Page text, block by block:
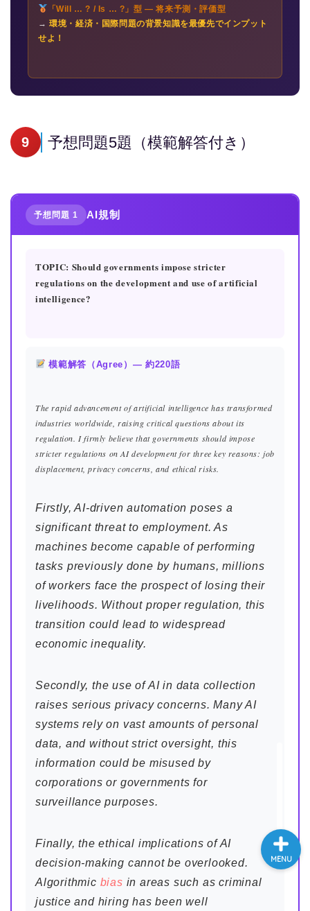
「Will … ? / Is … ?」型 — 将来予測・評価型
→環境・経済・国際問題の背景知識を最優先でインプット
せよ！
9 予想問題5題（模範解答付き）
予想問題 1 AI規制
TOPIC: Should governments impose stricter
regulations on the development and use of artificial
intelligence?
模範解答（Agree）— 約220語
The rapid advancement of artificial intelligence has transformed
industries worldwide, raising critical questions about its
regulation. I firmly believe that governments should impose
stricter regulations on AI development for three key reasons: job
displacement, privacy concerns, and ethical risks.
Firstly, AI-driven automation poses a
significant threat to employment. As
machines become capable of performing
tasks previously done by humans, millions
of workers face the prospect of losing their
livelihoods. Without proper regulation, this
transition could lead to widespread
economic inequality.
Secondly, the use of AI in data collection
raises serious privacy concerns. Many AI
systems rely on vast amounts of personal
data, and without strict oversight, this
information could be misused by
corporations or governments for
surveillance purposes.
Finally, the ethical implications of AI
decision-making cannot be overlooked.
Algorithmic bias in areas such as criminal
justice and hiring has been well
MENU
原田高志の”ほぼ日刊”英語
学習＆大学入試英語コラム
“シン”・英会話スピード表
現
大学入試英語対策講座
ズ集
過去記事
CONTACT